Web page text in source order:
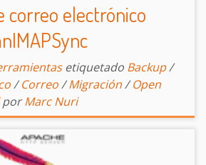
correo electrónico
etiquetado Backup/
/Correo/Migración/Open
por Marc Nuri